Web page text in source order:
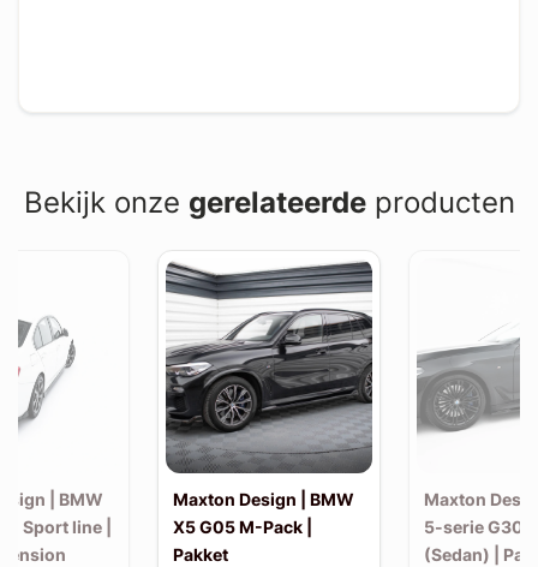
Bekijk onze gerelateerdeproducten
| BMW
Sport line |
Maxton Design | BMW
X5 G05 M-Pack |
Pakket
Maxton
5-serie G30
(Sedan) |